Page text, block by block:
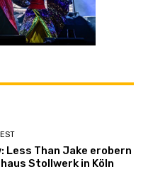
Less Than Jake erobern
Stollwerk in Köln